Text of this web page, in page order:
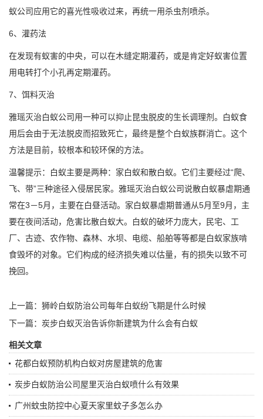
蚁公司应用它的喜光性吸收过来，再统一用杀虫剂喷杀。
6、灌药法
在发现有蚁害的中央，可以在木缝定期灌药，或是肯定好蚁害位置
用电转打个小孔再定期灌药。
7、饵料灭治
雅瑶灭治白蚁公司用一种可以抑止昆虫脱皮的生长调理剂。白蚁食
用后会由于无法脱皮而招致死亡，最终是整个白蚁族群消亡。这个
方法是目前，较根本和较环保的方法。
温馨提示：白蚁主要是两种：家白蚁和散白蚁。它们主要经过“爬、
飞、带”三种途径入侵居民家。雅瑶灭治白蚁公司说散白蚁暴虐期通
常在3－5月，主要在白昼活动。家白蚁暴虐期普通从5月至9月，主
要在夜间活动，危害比散白蚁大。白蚁的破坏力庞大，民宅、工
厂、古迹、农作物、森林、水坝、电缆、船舶等等都是白蚁家族啃
食毁坏的对象。它们构成的经济损失难以估量，有的损失以致不可
挽回。
上一篇： 狮岭白蚁防治公司每年白蚁纷飞期是什么时候
下一篇： 炭步白蚁灭治告诉你新建筑为什么会有白蚁
相关文章
花都白蚁预防机构白蚁对房屋建筑的危害
炭步白蚁防治公司屋里灭治白蚁喷什么有效果
广州蚊虫防控中心夏天家里蚊子多怎么办